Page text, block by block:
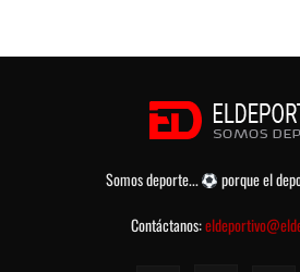
Somos deporte...
porque el
Contáctanos: